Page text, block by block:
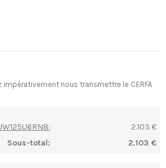
nous transmettre le CERFA
2.103 €
Sous-total:
2.103 €